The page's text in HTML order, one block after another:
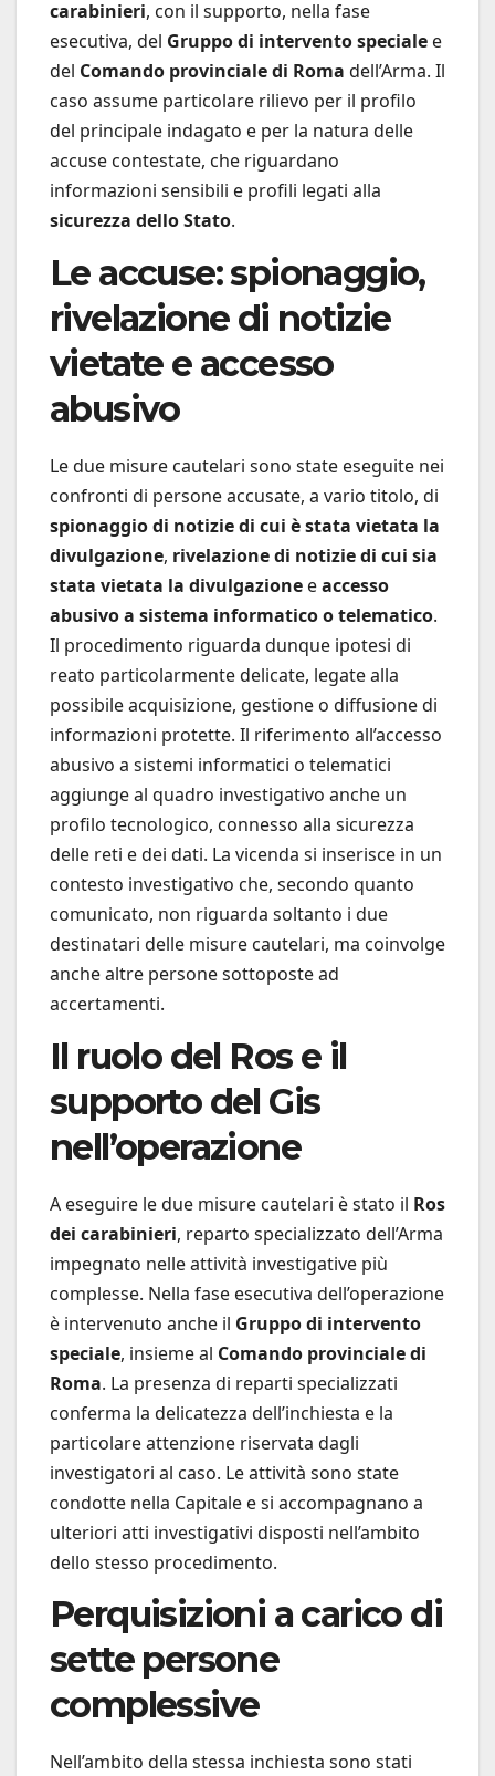
carabinieri, con il supporto, nella fase
esecutiva, del Gruppo di intervento speciale e
del Comando provinciale di Roma dell’Arma. Il
caso assume particolare rilievo per il profilo
del principale indagato e per la natura delle
accuse contestate, che riguardano
informazioni sensibili e profili legati alla
sicurezza dello Stato.
Le accuse: spionaggio,
rivelazione di notizie
vietate e accesso
abusivo
Le due misure cautelari sono state eseguite nei
confronti di persone accusate, a vario titolo, di
spionaggio di notizie di cui è stata vietata la
divulgazione, rivelazione di notizie di cui sia
stata vietata la divulgazione eaccesso
abusivo a sistema informatico o telematico.
Il procedimento riguarda dunque ipotesi di
reato particolarmente delicate, legate alla
possibile acquisizione, gestione o diffusione di
informazioni protette. Il riferimento all’accesso
abusivo a sistemi informatici o telematici
aggiunge al quadro investigativo anche un
profilo tecnologico, connesso alla sicurezza
delle reti e dei dati. La vicenda si inserisce in un
contesto investigativo che, secondo quanto
comunicato, non riguarda soltanto i due
destinatari delle misure cautelari, ma coinvolge
anche altre persone sottoposte ad
accertamenti.
Il ruolo del Ros e il
supporto del Gis
nell’operazione
A eseguire le due misure cautelari è stato il Ros
dei carabinieri, reparto specializzato dell’Arma
impegnato nelle attività investigative più
complesse. Nella fase esecutiva dell’operazione
è intervenuto anche il Gruppo di intervento
speciale, insieme al Comando provinciale di
Roma. La presenza di reparti specializzati
conferma la delicatezza dell’inchiesta e la
particolare attenzione riservata dagli
investigatori al caso. Le attività sono state
condotte nella Capitale e si accompagnano a
ulteriori atti investigativi disposti nell’ambito
dello stesso procedimento.
Perquisizioni a carico di
sette persone
complessive
Nell’ambito della stessa inchiesta sono stati